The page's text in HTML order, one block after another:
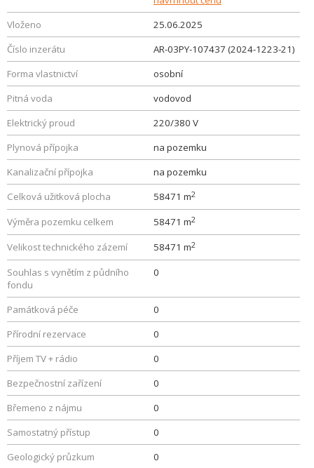
Vloženo
25.06.2025
Číslo inzerátu
AR-03PY-107437 (2024-1223-21)
Forma vlastnictví
osobní
Pitná voda
vodovod
Elektrický proud
220/380 V
Plynová přípojka
na pozemku
Kanalizační přípojka
na pozemku
Celková užitková plocha
58471 m2
Výměra pozemku celkem 58471 m2
Velikost technického zázemí 58471 m2
Souhlas s vynětím z půdního
fondu
0
Památková péče
0
Přírodní rezervace
0
Příjem TV + rádio
0
Bezpečnostní zařízení
0
Břemeno z nájmu
0
Samostatný přístup
0
Geologický průzkum
0